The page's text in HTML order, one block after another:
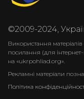
©2009-2024,
Використання
посилання (для
на «ukrpohliad.org».
Рекламні матеріали
Політика